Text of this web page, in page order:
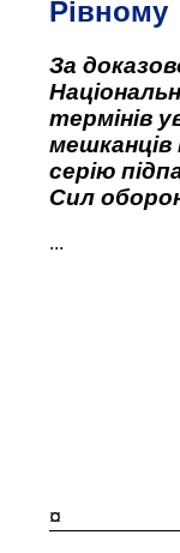
Рівному
За
термінів
мешканців
серію
Сил
...
¤